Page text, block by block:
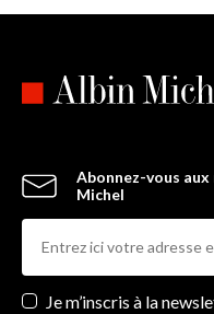
Abonnez-vous
Michel
Newsletters
Je m’inscris à la